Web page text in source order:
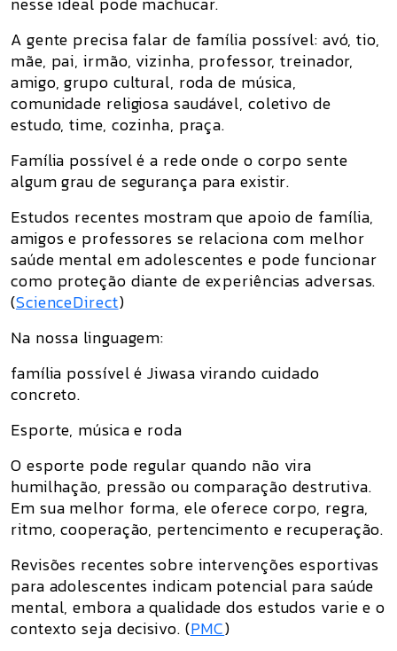
A gente precisa falar de família possível: avó, tio,
mãe, pai, irmão, vizinha, professor, treinador,
amigo, grupo cultural, roda de música,
comunidade religiosa saudável, coletivo de
estudo, time, cozinha, praça.
Família possível é a rede onde o corpo sente
algum grau de segurança para existir.
Estudos recentes mostram que apoio de família,
amigos e professores se relaciona com melhor
saúde mental em adolescentes e pode funcionar
como proteção diante de experiências adversas.
(ScienceDirect)
Na nossa linguagem:
família possível é Jiwasa virando cuidado
concreto.
Esporte, música e roda
O esporte pode regular quando não vira
humilhação, pressão ou comparação destrutiva.
Em sua melhor forma, ele oferece corpo, regra,
ritmo, cooperação, pertencimento e recuperação.
Revisões recentes sobre intervenções esportivas
para adolescentes indicam potencial para saúde
mental, embora a qualidade dos estudos varie e o
contexto seja decisivo. (PMC)